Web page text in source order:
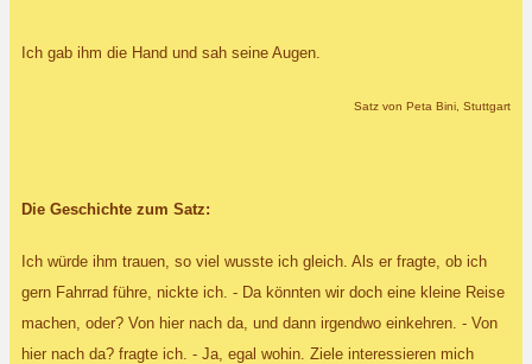
Ich gab ihm die Hand und sah seine Augen.
Satz von Peta Bini, Stuttgart
Die Geschichte zum Satz:
Ich würde ihm trauen, so viel wusste ich gleich. Als er fragte, ob ich
gern Fahrrad führe, nickte ich. - Da könnten wir doch eine kleine Reise
machen, oder? Von hier nach da, und dann irgendwo einkehren. - Von
hier nach da? fragte ich. - Ja, egal wohin. Ziele interessieren mich